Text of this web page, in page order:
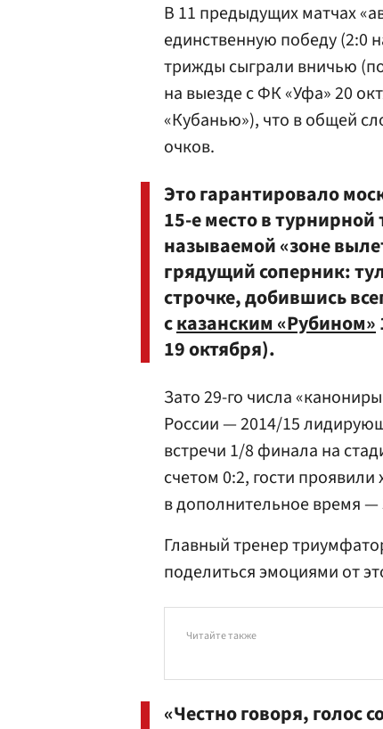
В 11 предыдущих матчах
единственную победу (2:0
трижды сыграли вничью
на выезде с ФК «Уфа» 20
«Кубанью»), что в общей
очков.
Это гарантировало
15-е место в
называемой «зоне
грядущий соперник:
строчке, добившись
сказанским «Рубином»
19 октября).
Зато 29-го числа
России — 2014/15
встречи 1/8 финала на
счетом 0:2, гости
в дополнительное время —
Главный тренер
поделиться эмоциями от
Читайте также
«Честно говоря, голос